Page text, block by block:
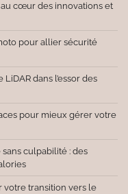
cœur des innovations et
pour allier sécurité
dans l’essor des
pour mieux gérer votre
culpabilité : des
votre transition vers le